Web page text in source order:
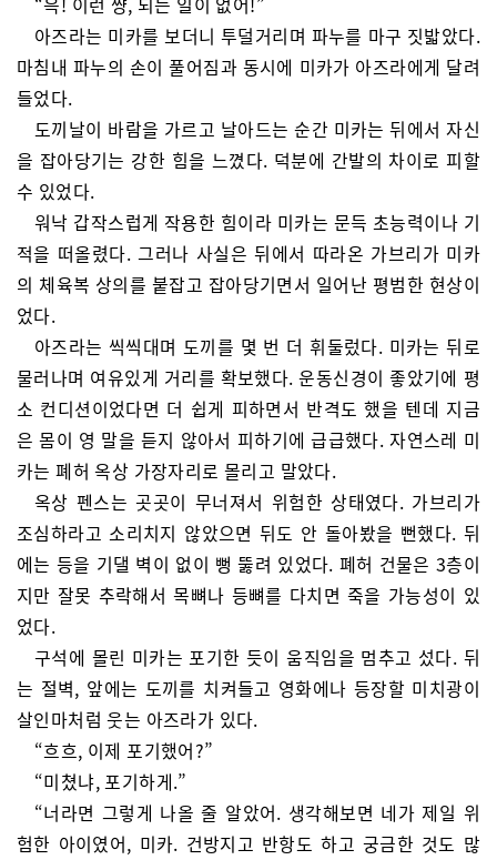
아즈라는 미카를 보더니 투덜거리며 파누를 마구 짓밟았다.
마침내 파누의 손이 풀어짐과 동시에 미카가 아즈라에게 달려
들었다.
도끼날이 바람을 가르고 날아드는 순간 미카는 뒤에서 자신
을 잡아당기는 강한 힘을 느꼈다. 덕분에 간발의 차이로 피할
수 있었다.
워낙 갑작스럽게 작용한 힘이라 미카는 문득 초능력이나 기
적을 떠올렸다. 그러나 사실은 뒤에서 따라온 가브리가 미카
의 체육복 상의를 붙잡고 잡아당기면서 일어난 평범한 현상이
었다.
아즈라는 씩씩대며 도끼를 몇 번 더 휘둘렀다. 미카는 뒤로
물러나며 여유있게 거리를 확보했다. 운동신경이 좋았기에 평
소 컨디션이었다면 더 쉽게 피하면서 반격도 했을 텐데 지금
은 몸이 영 말을 듣지 않아서 피하기에 급급했다. 자연스레 미
카는 폐허 옥상 가장자리로 몰리고 말았다.
옥상 펜스는 곳곳이 무너져서 위험한 상태였다. 가브리가
조심하라고 소리치지 않았으면 뒤도 안 돌아봤을 뻔했다. 뒤
에는 등을 기댈 벽이 없이 뻥 뚫려 있었다. 폐허 건물은 3층이
지만 잘못 추락해서 목뼈나 등뼈를 다치면 죽을 가능성이 있
었다.
구석에 몰린 미카는 포기한 듯이 움직임을 멈추고 섰다. 뒤
는 절벽, 앞에는 도끼를 치켜들고 영화에나 등장할 미치광이
살인마처럼 웃는 아즈라가 있다.
“흐흐, 이제 포기했어?”
“미쳤냐, 포기하게.”
“너라면 그렇게 나올 줄 알았어. 생각해보면 네가 제일 위
험한 아이였어, 미카. 건방지고 반항도 하고 궁금한 것도 많